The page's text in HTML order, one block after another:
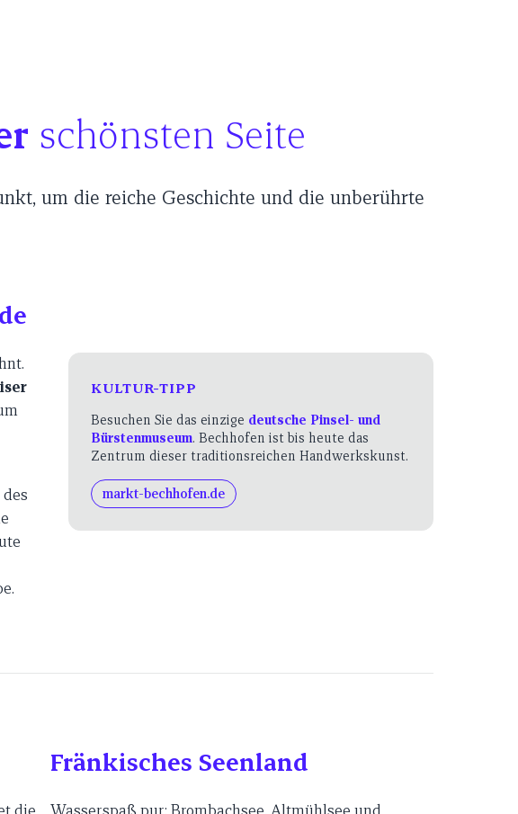
schönsten Seite
um die reiche Geschichte und die unberührte
KULTUR-TIPP
Besuchen Sie das einzige deutsche Pinsel- und
Bürstenmuseum. Bechhofen ist bis heute das
Zentrum dieser traditionsreichen Handwerkskunst.
markt-bechhofen.de
Fränkisches Seenland